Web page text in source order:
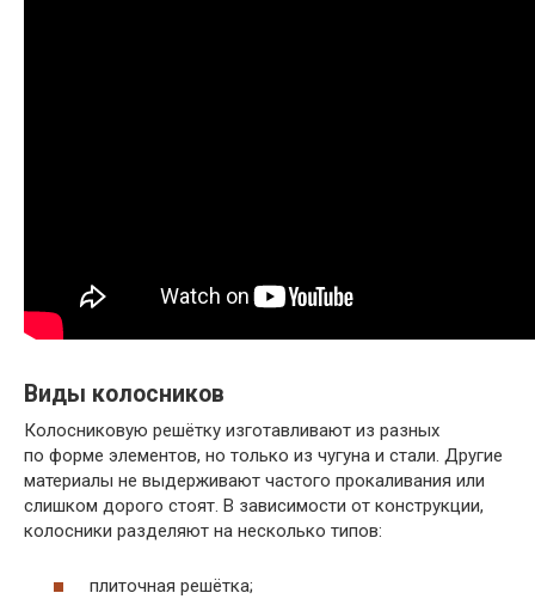
Виды колосников
Колосниковую решётку изготавливают из разных
по форме элементов, но только из чугуна и стали. Другие
материалы не выдерживают частого прокаливания или
слишком дорого стоят. В зависимости от конструкции,
колосники разделяют на несколько типов:
плиточная решётка;